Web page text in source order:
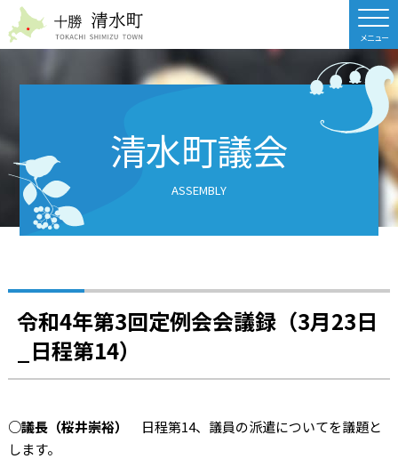
清水町議会
ASSEMBLY
令和4年第3回定例会会議録（3月23日
_日程第14）
○議長（桜井崇裕） 日程第14、議員の派遣についてを議題と
します。